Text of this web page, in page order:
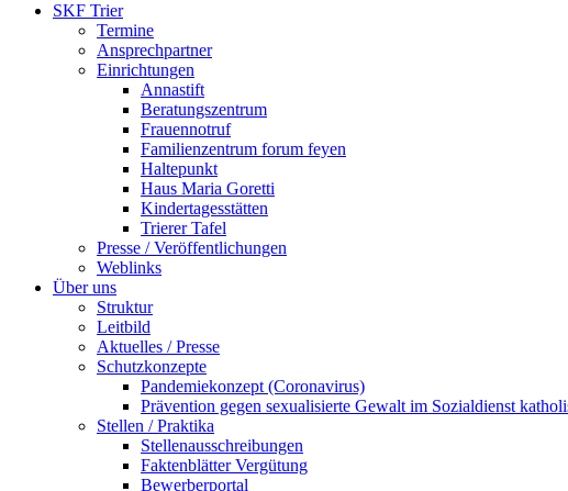
SKF Trier
Termine
Ansprechpartner
Einrichtungen
Annastift
Beratungszentrum
Frauennotruf
Familienzentrum forum feyen
Haltepunkt
Haus Maria Goretti
Kindertagesstätten
Trierer Tafel
Presse / Veröffentlichungen
Weblinks
Über uns
Struktur
Leitbild
Aktuelles / Presse
Schutzkonzepte
Pandemiekonzept (Coronavirus)
Prävention gegen sexualisierte Gewalt im Sozialdienst
Stellen / Praktika
Stellenausschreibungen
Faktenblätter Vergütung
Bewerberportal